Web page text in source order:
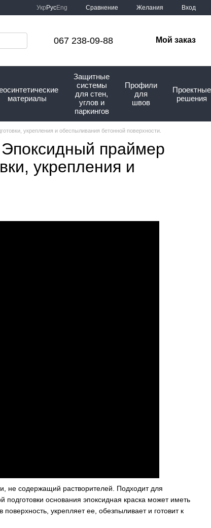
Укр РусEng Сравнение Желания Вход
067 238-09-88 Мой заказ
материалы
Защитные
системы
для стен,
углов и
паркингов
Профили
для
швов
Проектные
решения
укрепления и обеспыливания бетонной поверхности.
праймер
укрепления и
не содержащий растворителей. Подходит для
основания эпоксидная краска может иметь
укрепляет ее, обезпыливает и готовит к